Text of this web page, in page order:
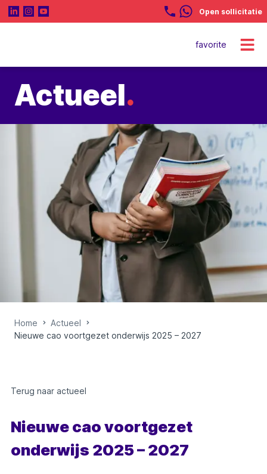
Open sollicitatie
favorite
Actueel.
Home
Actueel
Nieuwe cao voortgezet onderwijs 2025 – 2027
Terug naar actueel
Nieuwe cao voortgezet
onderwijs 2025 – 2027